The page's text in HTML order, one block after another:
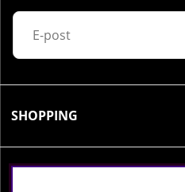
SHOPPING